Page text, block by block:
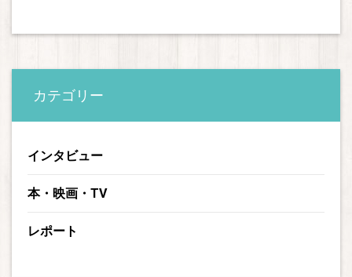
カテゴリー
インタビュー
本・映画・TV
レポート